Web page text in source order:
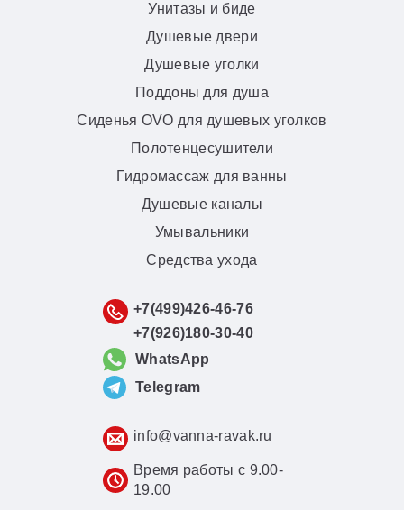
Унитазы и биде
Душевые двери
Душевые уголки
Поддоны для душа
Сиденья OVO для душевых уголков
Полотенцесушители
Гидромассаж для ванны
Душевые каналы
Умывальники
Средства ухода
+7(499)426-46-76
+7(926)180-30-40
WhatsApp
Telegram
info@vanna-ravak.ru
Время работы с 9.00-
19.00